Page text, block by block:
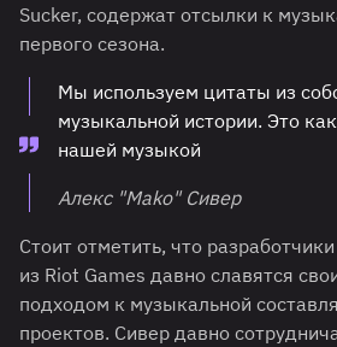
Sucker, содержат отсылки к
первого сезона.
Мы используем цитаты из
музыкальной истории. Это
нашей музыкой
Алекс "Mako" Сивер
Стоит отметить, что
из Riot Games давно славятся
подходом к музыкальной
проектов. Сивер давно